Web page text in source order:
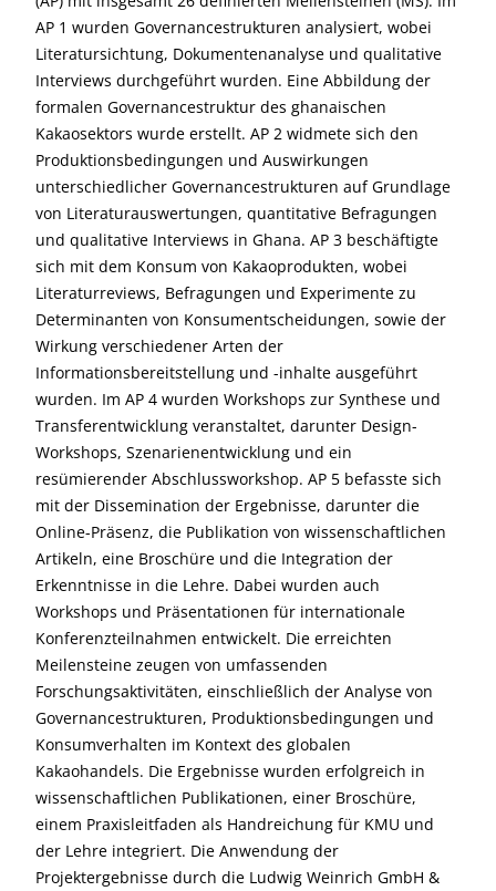
AP 1 wurden Governancestrukturen analysiert, wobei
Literatursichtung, Dokumentenanalyse und qualitative
Interviews durchgeführt wurden. Eine Abbildung der
formalen Governancestruktur des ghanaischen
Kakaosektors wurde erstellt. AP 2 widmete sich den
Produktionsbedingungen und Auswirkungen
unterschiedlicher Governancestrukturen auf Grundlage
von Literaturauswertungen, quantitative Befragungen
und qualitative Interviews in Ghana. AP 3 beschäftigte
sich mit dem Konsum von Kakaoprodukten, wobei
Literaturreviews, Befragungen und Experimente zu
Determinanten von Konsumentscheidungen, sowie der
Wirkung verschiedener Arten der
Informationsbereitstellung und -inhalte ausgeführt
wurden. Im AP 4 wurden Workshops zur Synthese und
Transferentwicklung veranstaltet, darunter Design-
Workshops, Szenarienentwicklung und ein
resümierender Abschlussworkshop. AP 5 befasste sich
mit der Dissemination der Ergebnisse, darunter die
Online-Präsenz, die Publikation von wissenschaftlichen
Artikeln, eine Broschüre und die Integration der
Erkenntnisse in die Lehre. Dabei wurden auch
Workshops und Präsentationen für internationale
Konferenzteilnahmen entwickelt. Die erreichten
Meilensteine zeugen von umfassenden
Forschungsaktivitäten, einschließlich der Analyse von
Governancestrukturen, Produktionsbedingungen und
Konsumverhalten im Kontext des globalen
Kakaohandels. Die Ergebnisse wurden erfolgreich in
wissenschaftlichen Publikationen, einer Broschüre,
einem Praxisleitfaden als Handreichung für KMU und
der Lehre integriert. Die Anwendung der
Projektergebnisse durch die Ludwig Weinrich GmbH &